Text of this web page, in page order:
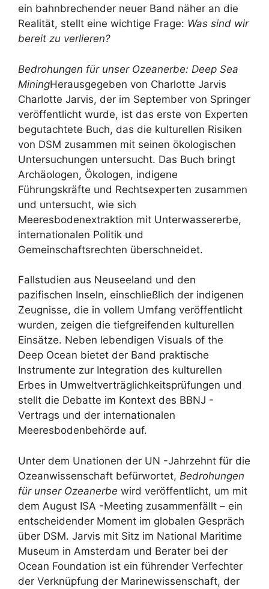
ein bahnbrechender neuer Band näher an die
Realität, stellt eine wichtige Frage: Was sind wir
bereit zu verlieren?
Bedrohungen für unser Ozeanerbe: Deep Sea
MiningHerausgegeben von Charlotte Jarvis
Charlotte Jarvis, der im September von Springer
veröffentlicht wurde, ist das erste von Experten
begutachtete Buch, das die kulturellen Risiken
von DSM zusammen mit seinen ökologischen
Untersuchungen untersucht. Das Buch bringt
Archäologen, Ökologen, indigene
Führungskräfte und Rechtsexperten zusammen
und untersucht, wie sich
Meeresbodenextraktion mit Unterwassererbe,
internationalen Politik und
Gemeinschaftsrechten überschneidet.
Fallstudien aus Neuseeland und den
pazifischen Inseln, einschließlich der indigenen
Zeugnisse, die in vollem Umfang veröffentlicht
wurden, zeigen die tiefgreifenden kulturellen
Einsätze. Neben lebendigen Visuals of the
Deep Ocean bietet der Band praktische
Instrumente zur Integration des kulturellen
Erbes in Umweltverträglichkeitsprüfungen und
stellt die Debatte im Kontext des BBNJ -
Vertrags und der internationalen
Meeresbodenbehörde auf.
Unter dem Unationen der UN -Jahrzehnt für die
Ozeanwissenschaft befürwortet, Bedrohungen
für unser Ozeanerbe wird veröffentlicht, um mit
dem August ISA -Meeting zusammenfällt – ein
entscheidender Moment im globalen Gespräch
über DSM. Jarvis mit Sitz im National Maritime
Museum in Amsterdam und Berater bei der
Ocean Foundation ist ein führender Verfechter
der Verknüpfung der Marinewissenschaft, der